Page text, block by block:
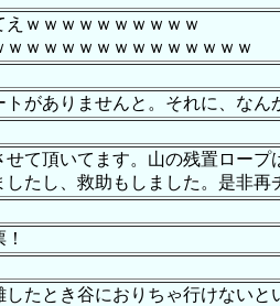
ｗｗｗｗｗｗｗｗｗｗ
ｗｗｗｗｗｗｗｗｗｗｗｗｗ
がありませんと。それに、なん
せて頂いてます。山の残置ロー
したし、救助もしました。是非
たとき谷におりちゃ行けない